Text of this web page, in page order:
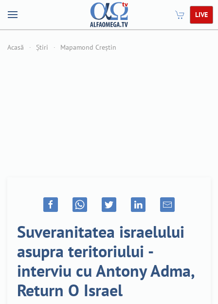
LIVE
Acasă Știri Mapamond Creștin
Suveranitatea israelului
asupra teritoriului -
interviu cu Antony Adma,
Return O Israel